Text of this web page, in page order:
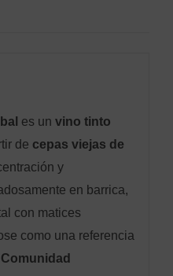
es un vino tinto
de cepas viejas de
y
en barrica,
con matices
como una referencia